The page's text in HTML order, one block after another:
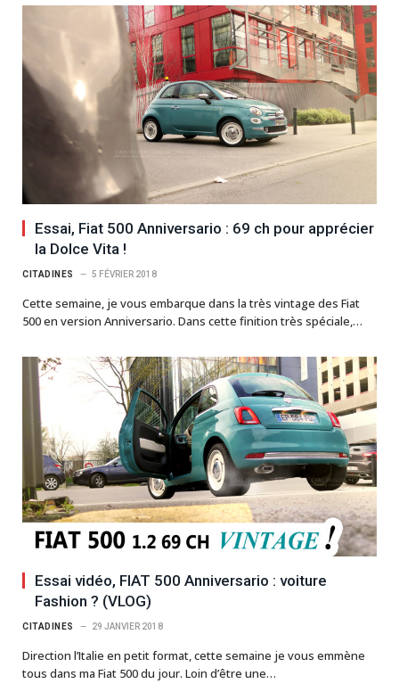
Essai, Fiat 500 Anniversario : 69 ch pour apprécier
la Dolce Vita !
CITADINES 5 FÉVRIER 2018
Cette semaine, je vous embarque dans la très vintage des Fiat
500 en version Anniversario. Dans cette finition très spéciale,…
Essai vidéo, FIAT 500 Anniversario : voiture
Fashion ? (VLOG)
CITADINES 29 JANVIER 2018
Direction l’Italie en petit format, cette semaine je vous emmène
tous dans ma Fiat 500 du jour. Loin d’être une…